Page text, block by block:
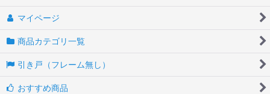
マイページ
商品カテゴリ一覧
引き戸（フレーム無し）
おすすめ商品